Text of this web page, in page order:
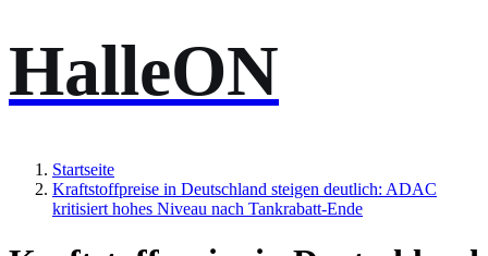
HalleON
Startseite
Kraftstoffpreise in Deutschland steigen deutlich: ADAC
kritisiert hohes Niveau nach Tankrabatt-Ende